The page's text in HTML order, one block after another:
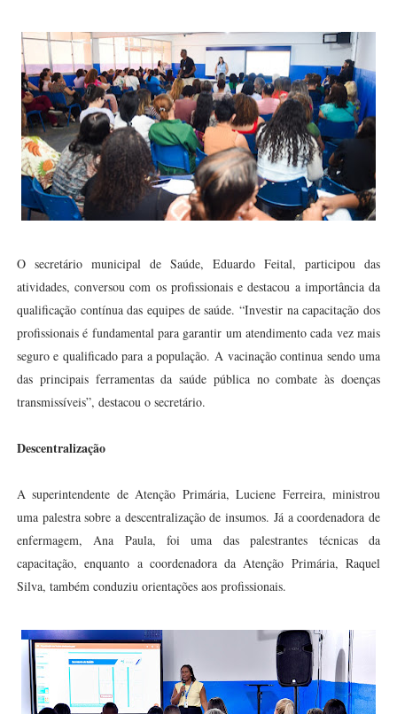
O secretário municipal de Saúde, Eduardo Feital, participou das
atividades, conversou com os profissionais e destacou a importância da
qualificação contínua das equipes de saúde. “Investir na capacitação dos
profissionais é fundamental para garantir um atendimento cada vez mais
seguro e qualificado para a população. A vacinação continua sendo uma
das principais ferramentas da saúde pública no combate às doenças
transmissíveis”, destacou o secretário.
Descentralização
A superintendente de Atenção Primária, Luciene Ferreira, ministrou
uma palestra sobre a descentralização de insumos. Já a coordenadora de
enfermagem, Ana Paula, foi uma das palestrantes técnicas da
capacitação, enquanto a coordenadora da Atenção Primária, Raquel
Silva, também conduziu orientações aos profissionais.